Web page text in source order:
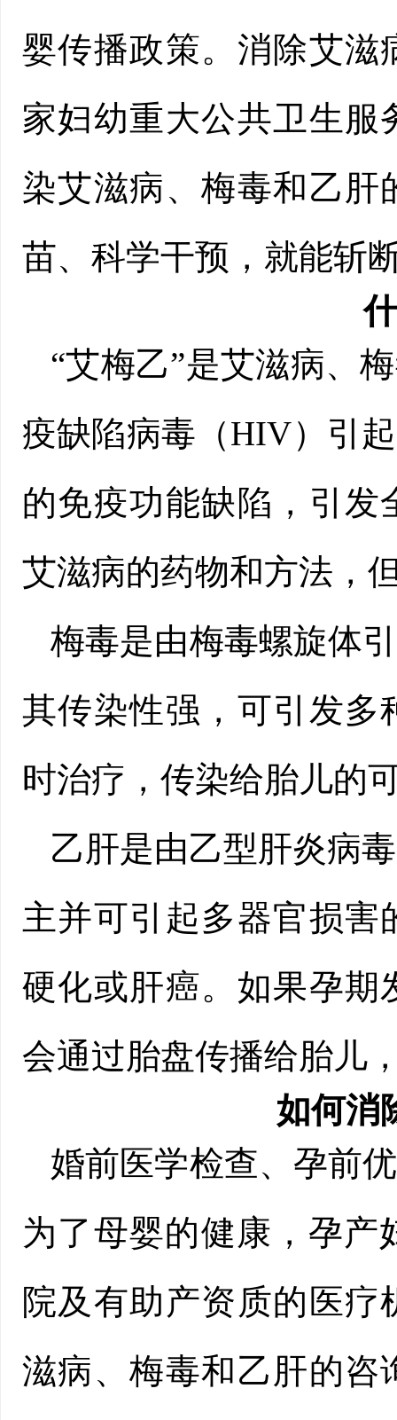
婴传播政策。消除艾滋
家妇幼重大公共卫生服
染艾滋病、梅毒和乙肝
苗、科学干预，就能斩
“艾梅乙”是艾滋病、
疫缺陷病毒（HIV）引
的免疫功能缺陷，引发
艾滋病的药物和方法，
梅毒是由梅毒螺旋体
其传染性强，可引发多
时治疗，传染给胎儿的
乙肝是由乙型肝炎病
主并可引起多器官损
硬化或肝癌。如果孕期
会通过胎盘传播给胎儿
如何消
婚前医学检查、孕前
为了母婴的健康，孕产
院及有助产资质的医
滋病、梅毒和乙肝的咨